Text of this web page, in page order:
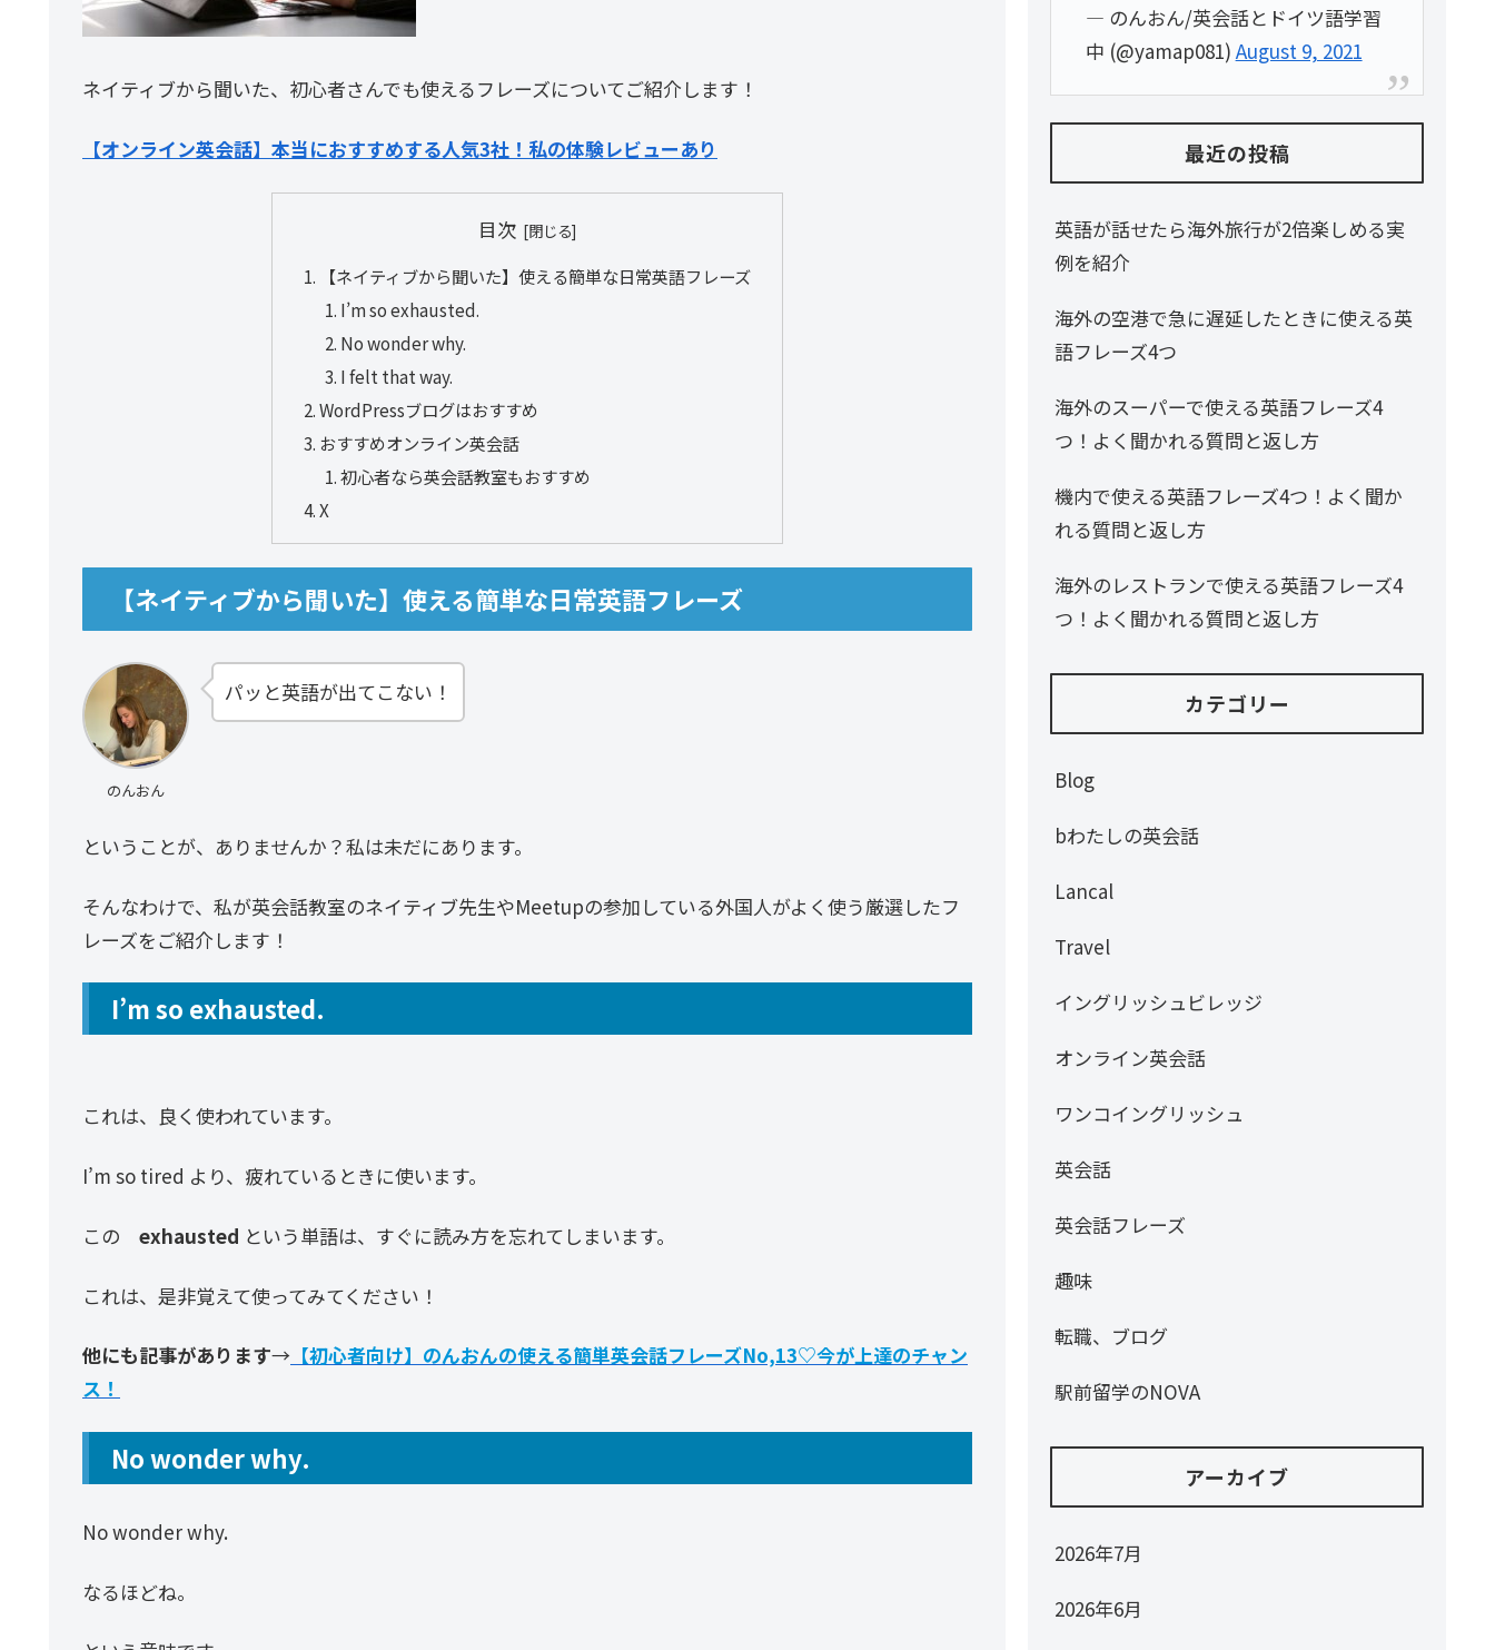
ネイティブから聞いた、初心者さんでも使えるフレーズについてご紹介します！
【オンライン英会話】本当におすすめする人気3社！私の体験レビューあり
目次
【ネイティブから聞いた】使える簡単な日常英語フレーズ
I’m so exhausted.
No wonder why.
I felt that way.
WordPressブログはおすすめ
おすすめオンライン英会話
初心者なら英会話教室もおすすめ
X
【ネイティブから聞いた】使える簡単な日常英語フレーズ
のんおん
パッと英語が出てこない！
ということが、ありませんか？私は未だにあります。
そんなわけで、私が英会話教室のネイティブ先生やMeetupの参加している外国人がよく使う厳選したフ
レーズをご紹介します！
I’m so exhausted.
これは、良く使われています。
I’m so tired より、疲れているときに使います。
この exhausted という単語は、すぐに読み方を忘れてしまいます。
これは、是非覚えて使ってみてください！
他にも記事があります→ 【初心者向け】のんおんの使える簡単英会話フレーズNo,13♡今が上達のチャン
ス！
No wonder why.
No wonder why.
なるほどね。
— のんおん/英会話とドイツ語学習
中 (@yamap081) August 9, 2021
最近の投稿
英語が話せたら海外旅行が2倍楽しめる実
例を紹介
海外の空港で急に遅延したときに使える英
語フレーズ4つ
海外のスーパーで使える英語フレーズ4
つ！よく聞かれる質問と返し方
機内で使える英語フレーズ4つ！よく聞か
れる質問と返し方
海外のレストランで使える英語フレーズ4
つ！よく聞かれる質問と返し方
カテゴリー
Blog
bわたしの英会話
Lancal
Travel
イングリッシュビレッジ
オンライン英会話
ワンコイングリッシュ
英会話
英会話フレーズ
趣味
転職、ブログ
駅前留学のNOVA
アーカイブ
2026年7月
2026年6月